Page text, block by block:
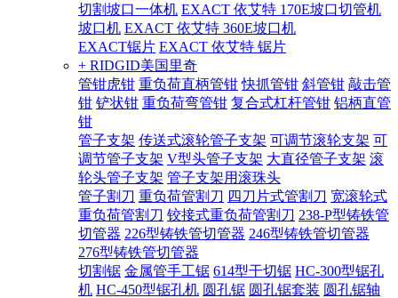
切割坡口一体机 EXACT 依艾特 170E坡口切管机
坡口机 EXACT 依艾特 360E坡口机
EXACT锯片 EXACT 依艾特 锯片
+ RIDGID美国里奇
管钳虎钳 重负荷直柄管钳 快抓管钳 斜管钳 敲击管
钳 铲状钳 重负荷弯管钳 复合式杠杆管钳 铝柄直管
钳
管子支架 传送式滚轮管子支架 可调节滚轮支架 可
调节管子支架 V型头管子支架 大直径管子支架 滚
轮头管子支架 管子支架用滚珠头
管子割刀 重负荷管割刀 四刀片式管割刀 宽滚轮式
重负荷管割刀 铰接式重负荷管割刀 238-P型铸铁管
切管器 226型铸铁管切管器 246型铸铁管切管器
276型铸铁管切管器
切割锯 金属管手工锯 614型干切锯 HC-300型锯孔
机 HC-450型锯孔机 圆孔锯 圆孔锯套装 圆孔锯轴